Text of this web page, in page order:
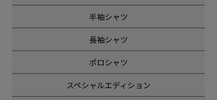
半袖シャツ
長袖シャツ
ポロシャツ
スペシャルエディション